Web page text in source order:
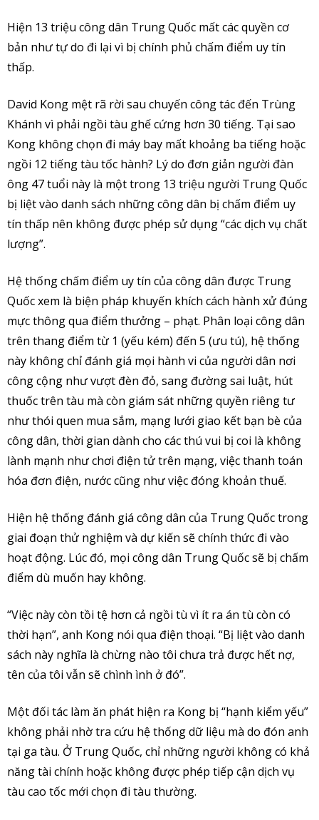
Hiện 13 triệu công dân Trung Quốc mất các quyền cơ
bản như tự do đi lại vì bị chính phủ chấm điểm uy tín
thấp.
David Kong mệt rã rời sau chuyến công tác đến Trùng
Khánh vì phải ngồi tàu ghế cứng hơn 30 tiếng. Tại sao
Kong không chọn đi máy bay mất khoảng ba tiếng hoặc
ngồi 12 tiếng tàu tốc hành? Lý do đơn giản người đàn
ông 47 tuổi này là một trong 13 triệu người Trung Quốc
bị liệt vào danh sách những công dân bị chấm điểm uy
tín thấp nên không được phép sử dụng “các dịch vụ chất
lượng”.
Hệ thống chấm điểm uy tín của công dân được Trung
Quốc xem là biện pháp khuyến khích cách hành xử đúng
mực thông qua điểm thưởng – phạt. Phân loại công dân
trên thang điểm từ 1 (yếu kém) đến 5 (ưu tú), hệ thống
này không chỉ đánh giá mọi hành vi của người dân nơi
công cộng như vượt đèn đỏ, sang đường sai luật, hút
thuốc trên tàu mà còn giám sát những quyền riêng tư
như thói quen mua sắm, mạng lưới giao kết bạn bè của
công dân, thời gian dành cho các thú vui bị coi là không
lành mạnh như chơi điện tử trên mạng, việc thanh toán
hóa đơn điện, nước cũng như việc đóng khoản thuế.
Hiện hệ thống đánh giá công dân của Trung Quốc trong
giai đoạn thử nghiệm và dự kiến sẽ chính thức đi vào
hoạt động. Lúc đó, mọi công dân Trung Quốc sẽ bị chấm
điểm dù muốn hay không.
“Việc này còn tồi tệ hơn cả ngồi tù vì ít ra án tù còn có
thời hạn”, anh Kong nói qua điện thoại. “Bị liệt vào danh
sách này nghĩa là chừng nào tôi chưa trả được hết nợ,
tên của tôi vẫn sẽ chình ình ở đó”.
Một đối tác làm ăn phát hiện ra Kong bị “hạnh kiểm yếu”
không phải nhờ tra cứu hệ thống dữ liệu mà do đón anh
tại ga tàu. Ở Trung Quốc, chỉ những người không có khả
năng tài chính hoặc không được phép tiếp cận dịch vụ
tàu cao tốc mới chọn đi tàu thường.